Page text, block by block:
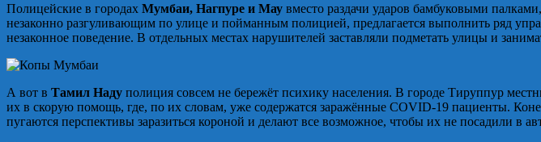
Полицейские в городах Мумбаи, Нагпуре и Мау вместо раздачи ударов бамбуковыми
незаконно разгуливающим по улице и пойманным полицией, предлагается выполнить ряд
незаконное поведение. В отдельных местах нарушителей заставляли подметать улицы и
А вот в Тамил Наду полиция совсем не бережёт психику населения. В городе Тируппур
их в скорую помощь, где, по их словам, уже содержатся заражённые COVID-19 пациенты.
пугаются перспективы заразиться короной и делают все возможное, чтобы их не посадили